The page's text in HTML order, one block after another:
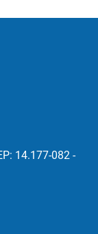
14.177-082 -